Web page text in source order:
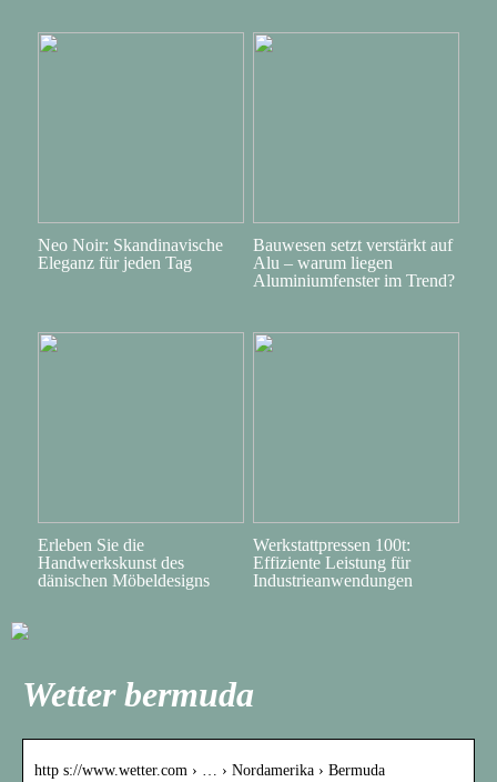
Neo Noir: Skandinavische
Eleganz für jeden Tag
Bauwesen setzt verstärkt auf
Alu – warum liegen
Aluminiumfenster im Trend?
Erleben Sie die
Handwerkskunst des
dänischen Möbeldesigns
Werkstattpressen 100t:
Effiziente Leistung für
Industrieanwendungen
Wetter bermuda
http s://www.wetter.com › … › Nordamerika › Bermuda